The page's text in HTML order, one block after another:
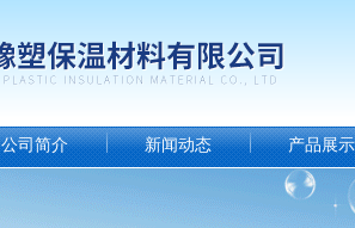
公司简介 新闻动态 产品展示